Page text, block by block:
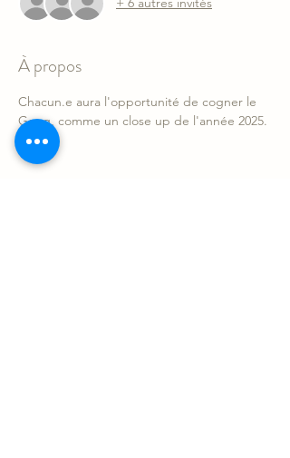
À propos
Chacun.e aura l'opportunité de cogner le
Gong, comme un close up de l'année 2025.